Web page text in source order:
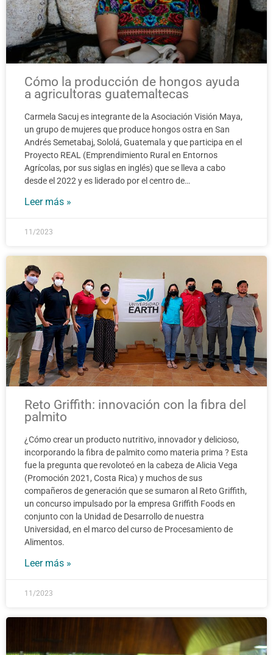
Cómo la producción de hongos ayuda
a agricultoras guatemaltecas
Carmela Sacuj es integrante de la Asociación Visión Maya,
un grupo de mujeres que produce hongos ostra en San
Andrés Semetabaj, Sololá, Guatemala y que participa en el
Proyecto REAL (Emprendimiento Rural en Entornos
Agrícolas, por sus siglas en inglés) que se lleva a cabo
desde el 2022 y es liderado por el centro de…
Leer más »
11/2023
Reto Griffith: innovación con la fibra del
palmito
¿Cómo crear un producto nutritivo, innovador y delicioso,
incorporando la fibra de palmito como materia prima ? Esta
fue la pregunta que revoloteó en la cabeza de Alicia Vega
(Promoción 2021, Costa Rica) y muchos de sus
compañeros de generación que se sumaron al Reto Griffith,
un concurso impulsado por la empresa Griffith Foods en
conjunto con la Unidad de Desarrollo de nuestra
Universidad, en el marco del curso de Procesamiento de
Alimentos.
Leer más »
11/2023